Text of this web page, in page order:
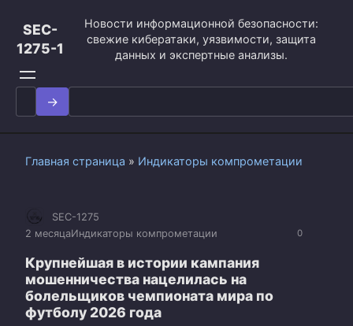
контенту
SEC-
1275-1
Новости информационной безопасности:
свежие кибератаки, уязвимости, защита
данных и экспертные анализы.
Search
for:
Главная страница » Индикаторы компрометации
0
SEC-1275
2 месяцаИндикаторы компрометации
Крупнейшая в истории кампания
мошенничества нацелилась на
болельщиков чемпионата мира по
футболу 2026 года